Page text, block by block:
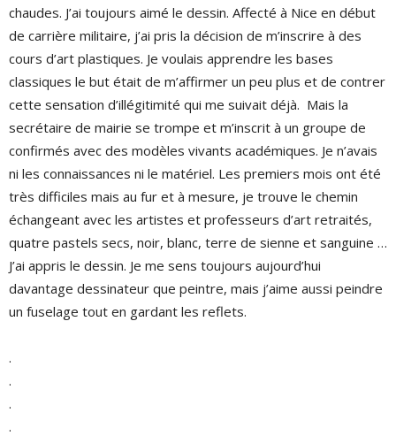
chaudes. J’ai toujours aimé le dessin. Affecté à Nice en début
de carrière militaire, j’ai pris la décision de m’inscrire à des
cours d’art plastiques. Je voulais apprendre les bases
classiques le but était de m’affirmer un peu plus et de contrer
cette sensation d’illégitimité qui me suivait déjà. Mais la
secrétaire de mairie se trompe et m’inscrit à un groupe de
confirmés avec des modèles vivants académiques. Je n’avais
ni les connaissances ni le matériel. Les premiers mois ont été
très difficiles mais au fur et à mesure, je trouve le chemin
échangeant avec les artistes et professeurs d’art retraités,
quatre pastels secs, noir, blanc, terre de sienne et sanguine …
J’ai appris le dessin. Je me sens toujours aujourd’hui
davantage dessinateur que peintre, mais j’aime aussi peindre
un fuselage tout en gardant les reflets.
.
.
.
.